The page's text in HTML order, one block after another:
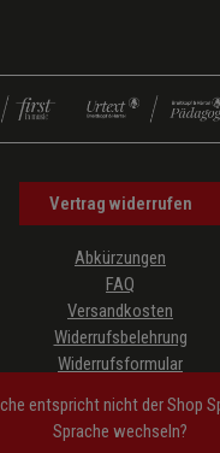
Vertrag widerrufen
Abkürzungen
FAQ
Versandkosten
Widerrufsbelehrung
Widerrufsformular
AGB
Impressum
entspricht nicht der Shop
Sprache wechseln?